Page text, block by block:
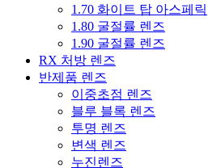
1.70 화이트 탑 아스페릭
1.80 굴절률 렌즈
1.90 굴절률 렌즈
RX 처방 렌즈
반제품 렌즈
이중초점 렌즈
블루 블록 렌즈
투명 렌즈
변색 렌즈
누진렌즈